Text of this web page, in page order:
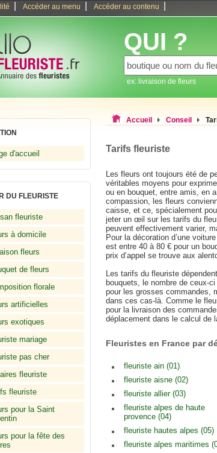
Accéder au menu Accéder au contenu
QUI ?
ex: livraison de fleurs
d'accueil
DU FLEURISTE
fleuriste
à domicile
fleurs
de fleurs
florale
artificielles
exotiques
mariage
pas cher
fleuriste
fleuriste
pour la Saint
pour la fête des
Accueil Conseil
Tarifs fleuriste
Les fleurs ont toujours été de
véritables moyens pour
ou en bouquet, entre amis, en
compassion, les fleurs
caisse, et ce, spécialement
jeter un œil sur les tarifs du
peuvent effectivement varier,
Pour la décoration d’une
est entre 40 à 80 € pour un
prix d’appel se trouve aux
Les tarifs du fleuriste
bouquets, le nombre de ceux-
pour les grosses commandes,
dans ces cas-là. Comme le
pour la livraison des
déplacement dans le calcul de
Fleuristes en France par
fleuriste ain (01)
fleuriste aisne (02)
fleuriste allier (03)
fleuriste alpes de haute
provence (04)
fleuriste hautes alpes (05)
fleuriste alpes maritimes